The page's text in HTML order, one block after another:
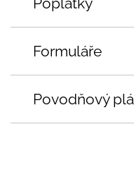
Formuláře
Povodňový